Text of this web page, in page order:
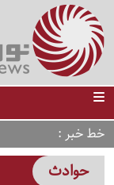
خط خبر
حوادث